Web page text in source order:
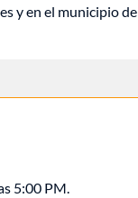
y en el municipio de
5:00 PM.